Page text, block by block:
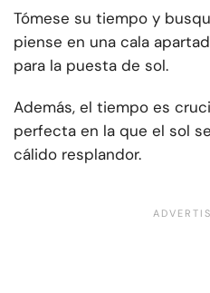
Tómese su tiempo y
piense en una cala
para la puesta de sol.
Además, el tiempo es
perfecta en la que el sol
cálido resplandor.